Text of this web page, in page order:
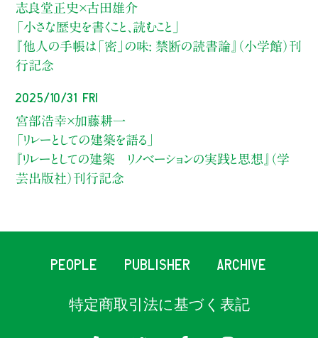
2025/10/31 Fri
宮部浩幸×加藤耕一
「リレーとしての建築を語る」
『リレーとしての建築 リノベーションの実践と思想』（学
芸出版社）刊行記念
志良堂正史×古田雄介
「小さな歴史を書くこと、読むこと」
『他人の手帳は「密」の味: 禁断の読書論』（小学館）刊
行記念
PEOPLE PUBLISHER ARCHIVE
特定商取引法に基づく表記